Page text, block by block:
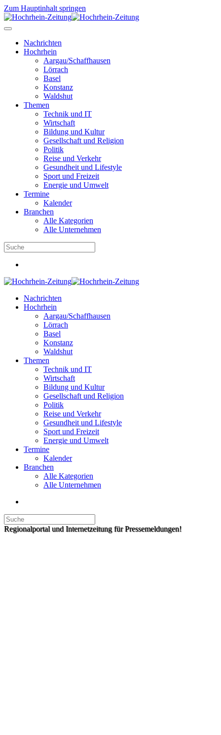
Zum Hauptinhalt springen
Nachrichten
Hochrhein
Aargau/Schaffhausen
Lörrach
Basel
Konstanz
Waldshut
Themen
Technik und IT
Wirtschaft
Bildung und Kultur
Gesellschaft und Religion
Politik
Reise und Verkehr
Gesundheit und Lifestyle
Sport und Freizeit
Energie und Umwelt
Termine
Kalender
Branchen
Alle Kategorien
Alle Unternehmen
Nachrichten
Hochrhein
Aargau/Schaffhausen
Lörrach
Basel
Konstanz
Waldshut
Themen
Technik und IT
Wirtschaft
Bildung und Kultur
Gesellschaft und Religion
Politik
Reise und Verkehr
Gesundheit und Lifestyle
Sport und Freizeit
Energie und Umwelt
Termine
Kalender
Branchen
Alle Kategorien
Alle Unternehmen
Regionalportal und Internetzeitung für Pressemeldungen!